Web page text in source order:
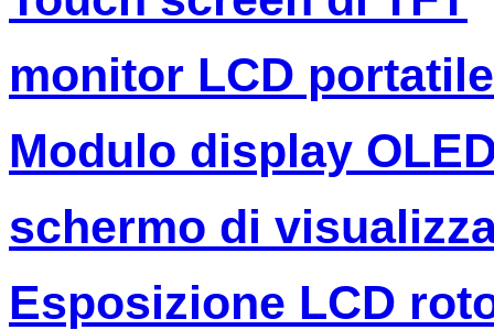
monitor LCD portatile
Modulo display
schermo di
Esposizione LCD